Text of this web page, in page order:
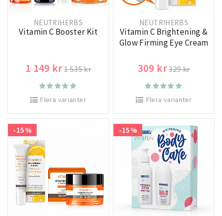
NEUTRIHERBS
Vitamin C Booster Kit
1 149 kr1 535 kr
Flera varianter
NEUTRIHERBS
Vitamin C Brightening &
Glow Firming Eye Cream
309 kr329 kr
Flera varianter
-15% -15%